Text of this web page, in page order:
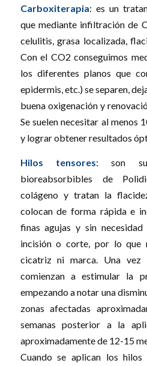
Carboxiterapia: es un
que mediante infiltración de
celulitis, grasa localizada,
Con el CO2 conseguimos
los diferentes planos que
epidermis, etc.) se separen,
buena oxigenación y
Se suelen necesitar al menos
y lograr obtener resultados
Hilos tensores: son
bioreabsorbibles de
colágeno y tratan la
colocan de forma rápida e
finas agujas y sin
incisión o corte, por lo que
cicatriz ni marca. Una vez
comienzan a estimular la
empezando a notar una
zonas afectadas
semanas posterior a la
aproximadamente de 12-15
Cuando se aplican los hilos